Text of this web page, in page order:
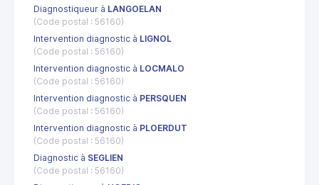
Diagnostiqueur à LANGOELAN
(Code postal : 56160)
Intervention diagnostic à LIGNOL
(Code postal : 56160)
Intervention diagnostic à LOCMALO
(Code postal : 56160)
Intervention diagnostic à PERSQUEN
(Code postal : 56160)
Intervention diagnostic à PLOERDUT
(Code postal : 56160)
Diagnostic à SEGLIEN
(Code postal : 56160)